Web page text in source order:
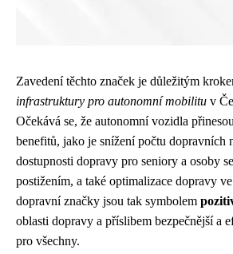
Zavedení těchto značek je důležitým
infrastruktury pro autonomní mobilitu v
Očekává se, že autonomní vozidla
benefitů, jako je snížení počtu dopravních
dostupnosti dopravy pro seniory a osoby
postižením, a také optimalizace dopravy
dopravní značky jsou tak symbolem
oblasti dopravy a příslibem bezpečnější a
pro všechny.